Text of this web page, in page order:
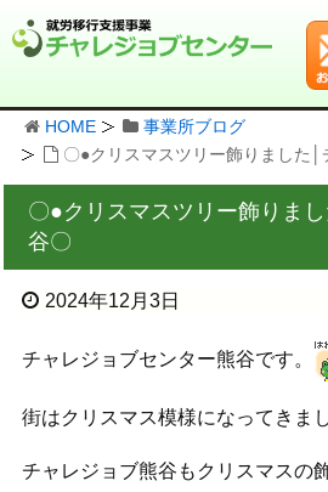
HOME
事業所ブログ
〇●クリスマスツリー飾りました
〇●クリスマスツリー飾りま
谷〇
2024年12月3日
チャレジョブセンター熊谷です。
街はクリスマス模様になってきまし
チャレジョブ熊谷もクリスマスの